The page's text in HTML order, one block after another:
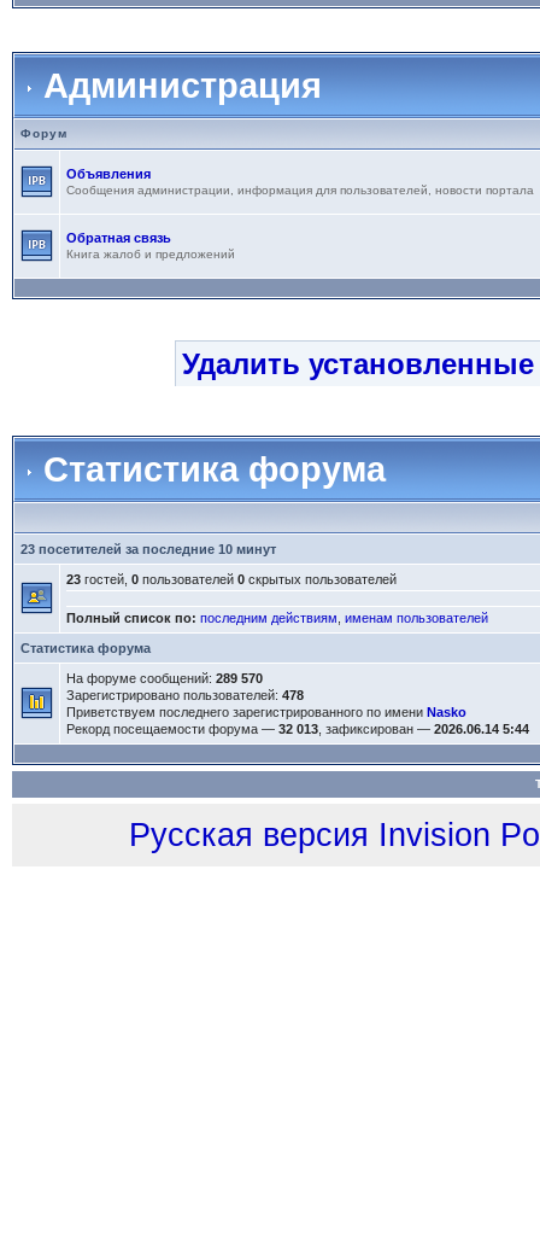
Администрация
Форум
Объявления
Сообщения администрации, информация для пользователей, новости портала
Обратная связь
Книга жалоб и предложений
Удалить
Статистика форума
23 посетителей за последние 10 минут
23гостей, 0пользователей 0скрытых пользователей
Полный список по: последним действиям именам пользователей
Статистика форума
На форуме сообщений: 289 570
Зарегистрировано пользователей: 478
Приветствуем последнего зарегистрированного по имени Nasko
Рекорд посещаемости форума — 32 013, зафиксирован — 2026.06.14 5:44
Русская версия Invision